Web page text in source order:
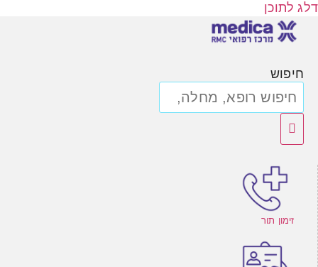
דלג לתוכן
חיפוש
זימון תור